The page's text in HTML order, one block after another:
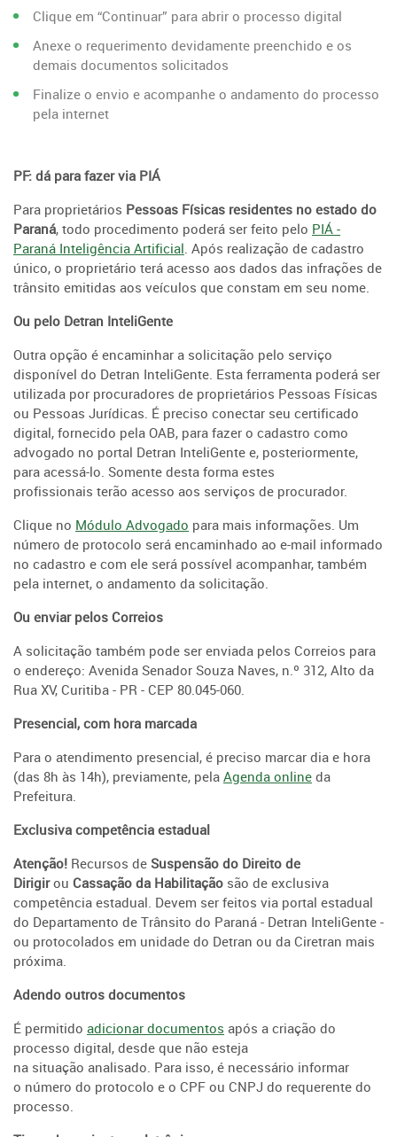
Clique em “Continuar” para abrir o processo digital
Anexe o requerimento devidamente preenchido e os
demais documentos solicitados
Finalize o envio e acompanhe o andamento do processo
pela internet
PF: dá para fazer via PIÁ
Para proprietários Pessoas Físicas residentes no estado do
Paraná, todo procedimento poderá ser feito pelo PIÁ -
Paraná Inteligência Artificial. Após realização de cadastro
único, o proprietário terá acesso aos dados das infrações de
trânsito emitidas aos veículos que constam em seu nome.
Ou pelo Detran InteliGente
Outra opção é encaminhar a solicitação pelo serviço
disponível do Detran InteliGente. Esta ferramenta poderá ser
utilizada por procuradores de proprietários Pessoas Físicas
ou Pessoas Jurídicas. É preciso conectar seu certificado
digital, fornecido pela OAB, para fazer o cadastro como
advogado no portal Detran InteliGente e, posteriormente,
para acessá-lo. Somente desta forma estes
profissionais terão acesso aos serviços de procurador.
Clique no Módulo Advogado para mais informações. Um
número de protocolo será encaminhado ao e-mail informado
no cadastro e com ele será possível acompanhar, também
pela internet, o andamento da solicitação.
Ou enviar pelos Correios
A solicitação também pode ser enviada pelos Correios para
o endereço: Avenida Senador Souza Naves, n.º 312, Alto da
Rua XV, Curitiba - PR - CEP 80.045-060.
Presencial, com hora marcada
Para o atendimento presencial, é preciso marcar dia e hora
(das 8h às 14h), previamente, pela Agenda online da
Prefeitura.
Exclusiva competência estadual
Atenção! Recursos de Suspensão do Direito de
Dirigirou Cassação da Habilitação são de exclusiva
competência estadual. Devem ser feitos via portal estadual
do Departamento de Trânsito do Paraná - Detran InteliGente -
ou protocolados em unidade do Detran ou da Ciretran mais
próxima.
Adendo outros documentos
É permitido adicionar documentos após a criação do
processo digital, desde que não esteja
na situação analisado. Para isso, é necessário informar
o número do protocolo e o CPF ou CNPJ do requerente do
processo.